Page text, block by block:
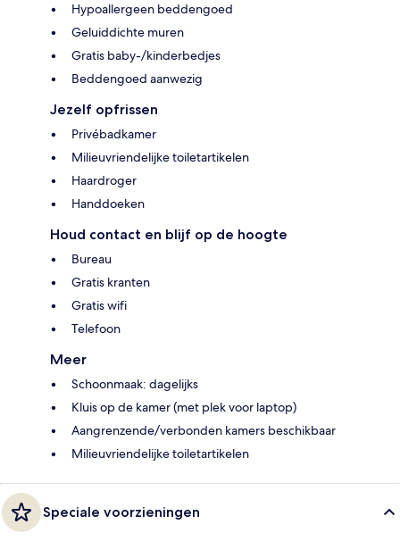
Hypoallergeen beddengoed
Geluiddichte muren
Gratis baby-/kinderbedjes
Beddengoed aanwezig
Jezelf opfrissen
Privébadkamer
Milieuvriendelijke toiletartikelen
Haardroger
Handdoeken
Houd contact en blijf op de hoogte
Bureau
Gratis kranten
Gratis wifi
Telefoon
Meer
Schoonmaak: dagelijks
Kluis op de kamer (met plek voor laptop)
Aangrenzende/verbonden kamers beschikbaar
Milieuvriendelijke toiletartikelen
Speciale voorzieningen